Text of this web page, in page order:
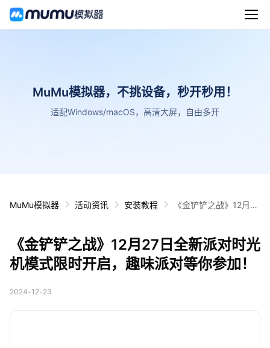
MuMu模拟器，不挑设备，秒开秒用！
适配Windows/macOS，高清大屏，自由多开
MuMu模拟器 活动资讯 安装教程
《金铲铲之战》12月27
你参加！
《金铲铲之战》12月27日全新派对时光
机模式限时开启，趣味派对等你参加！
2024-12-23